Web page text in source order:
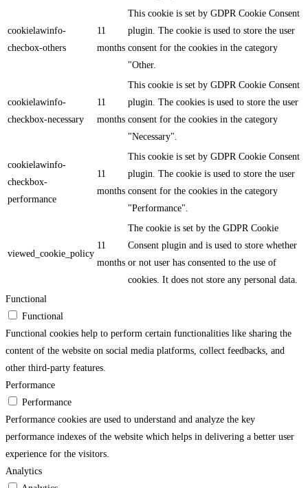
cookielawinfo-
checbox-others
11
months
This cookie is set by GDPR Cookie Consent
plugin. The cookie is used to store the user
consent for the cookies in the category
"Other.
cookielawinfo-
checkbox-necessary
11
months
This cookie is set by GDPR Cookie Consent
plugin. The cookies is used to store the user
consent for the cookies in the category
"Necessary".
cookielawinfo-
checkbox-
performance
11
months
This cookie is set by GDPR Cookie Consent
plugin. The cookie is used to store the user
consent for the cookies in the category
"Performance".
viewed_cookie_policy
11
months
The cookie is set by the GDPR Cookie
Consent plugin and is used to store whether
or not user has consented to the use of
cookies. It does not store any personal data.
Functional
Functional
Functional cookies help to perform certain functionalities like sharing the
content of the website on social media platforms, collect feedbacks, and
other third-party features.
Performance
Performance
Performance cookies are used to understand and analyze the key
performance indexes of the website which helps in delivering a better user
experience for the visitors.
Analytics